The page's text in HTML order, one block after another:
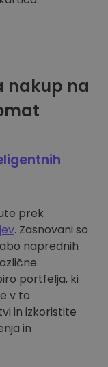
nakup na
prek
. Zasnovani so
naprednih
portfelja, ki
v to
in izkoristite
in